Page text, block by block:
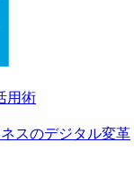
用術
スのデジタル変革